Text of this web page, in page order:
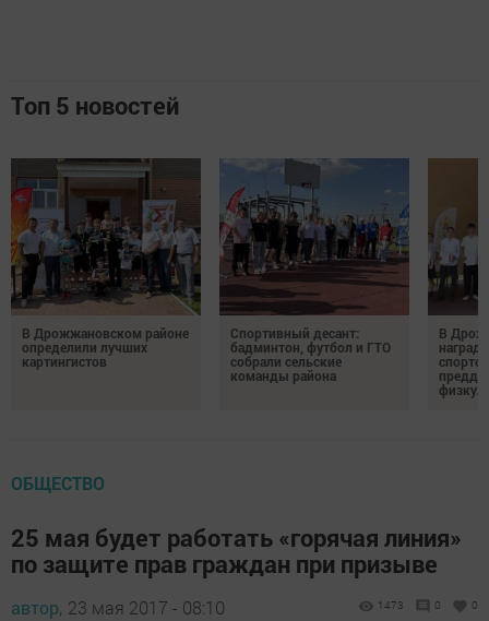
Топ 5 новостей
В Дрожжановском районе
определили лучших
картингистов
Спортивный десант:
бадминтон, футбол и ГТО
собрали сельские
команды района
В
ОБЩЕСТВО
25 мая будет работать «горячая линия»
по защите прав граждан при призыве
автор, 23 мая 2017 - 08:10 1473 0 0